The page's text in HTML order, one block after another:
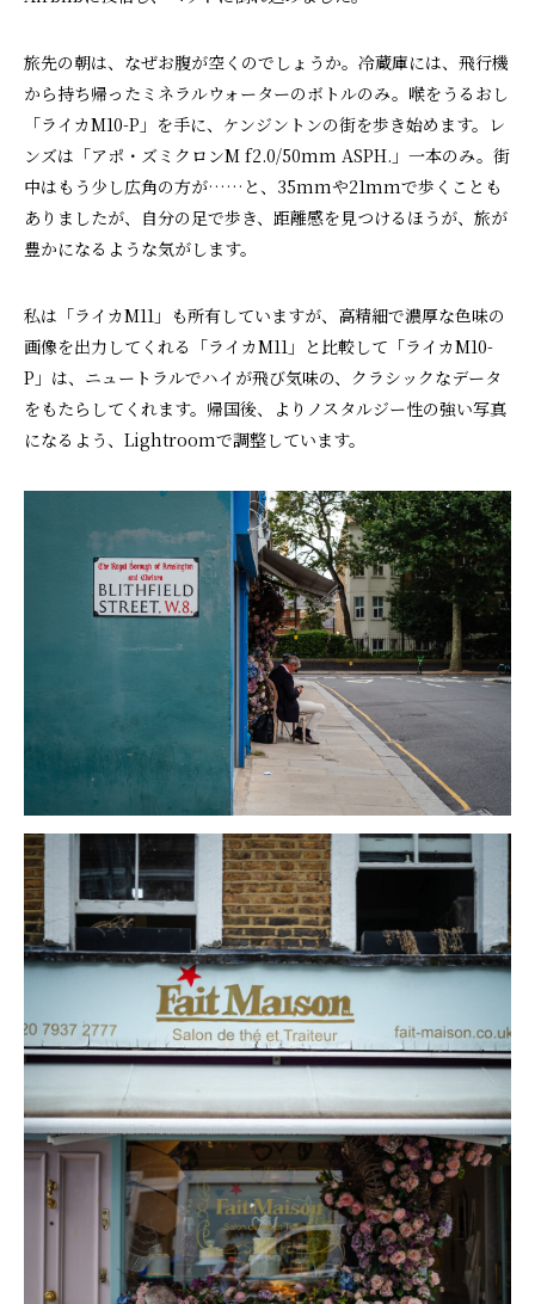
旅先の朝は、なぜお腹が空くのでしょうか。冷蔵庫には、飛行機
から持ち帰ったミネラルウォーターのボトルのみ。喉をうるおし
「ライカM10-P」を手に、ケンジントンの街を歩き始めます。レ
ンズは「アポ・ズミクロンM f2.0/50mm ASPH.」一本のみ。街
中はもう少し広角の方が……と、35mmや21mmで歩くことも
ありましたが、自分の足で歩き、距離感を見つけるほうが、旅が
豊かになるような気がします。
私は「ライカM11」も所有していますが、高精細で濃厚な色味の
画像を出力してくれる「ライカM11」と比較して「ライカM10-
P」は、ニュートラルでハイが飛び気味の、クラシックなデータ
をもたらしてくれます。帰国後、よりノスタルジー性の強い写真
になるよう、Lightroomで調整しています。